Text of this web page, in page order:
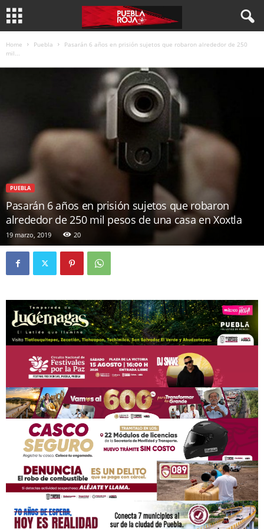
Home Puebla
Pasarán 6 años en prisión sujetos que robaron alrededor de 250
mil...
PUEBLA
Pasarán 6 años en prisión sujetos que robaron
alrededor de 250 mil pesos de una casa en Xoxtla
19 marzo, 2019 20